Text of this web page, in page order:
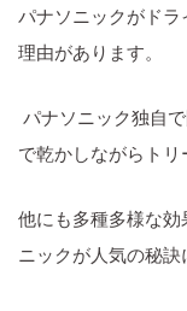
パナソニックがド
理由があります。
パナソニック独自
で乾かしながらトリ
他にも多種多様な
ニックが人気の秘訣